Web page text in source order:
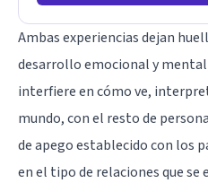
Ambas experiencias dejan
desarrollo emocional y mental
interfiere en cómo ve,
mundo, con el resto de
de apego establecido con los
en el tipo de relaciones que se